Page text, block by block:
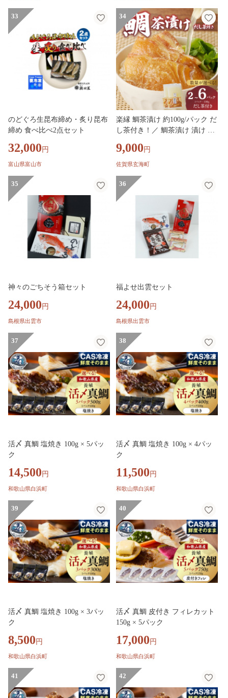
かいせん 魚 魚介 高知県 須崎市
ks047
33
のどぐろ生昆布締め・炙り昆布
締め 食べ比べ2点セット
32,000 円
富山県富山市
34
楽縁 鯛茶漬け 約100g/パック だ
し茶付き！／ 鯛茶漬け 漬け 茶
魚 魚介 魚介類 海鮮 新鮮 海産
物 鯛料理 簡単調理 旬 マダイ
送料無料
9,000 円
佐賀県玄海町
35
神々のごちそう箱セット
24,000 円
島根県出雲市
36
福よせ出雲セット
24,000 円
島根県出雲市
37
活〆 真鯛 塩焼き 100g × 5パッ
ク
14,500 円
和歌山県白浜町
38
活〆 真鯛 塩焼き 100g × 4パッ
ク
11,500 円
和歌山県白浜町
39
活〆 真鯛 塩焼き 100g × 3パッ
ク
8,500 円
和歌山県白浜町
40
活〆 真鯛 皮付き フィレカット
150g × 5パック
17,000 円
和歌山県白浜町
41 42